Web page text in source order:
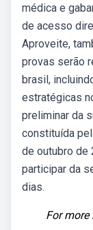
médica e
de acesso
Aproveite,
provas serão
brasil,
estratégicas
preliminar da
constituída
de outubro de
participar da
dias.
For